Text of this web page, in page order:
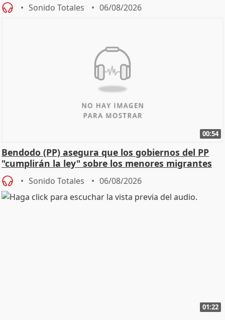
Sonido Totales 06/08/2026
00:54
Bendodo (PP) asegura que los gobiernos del PP
"cumplirán la ley" sobre los menores migrantes
Sonido Totales 06/08/2026
01:22